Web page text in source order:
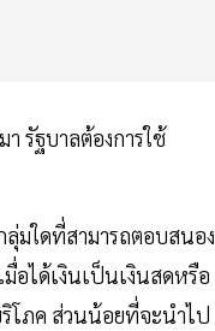
รัฐบาลต้องการใช้
ลุ่มใดที่สามารถตอบสนอง
อได้เงินเป็นเงินสดหรือ
ริโภค ส่วนน้อยที่จะนำไป